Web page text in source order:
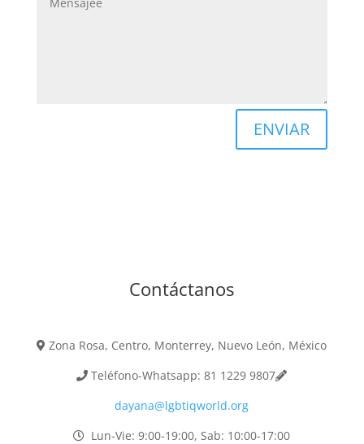
ENVIAR
Contáctanos
Zona Rosa, Centro, Monterrey, Nuevo León, México
Teléfono-Whatsapp: 81 1229 9807
dayana@lgbtiqworld.org
Lun-Vie: 9:00-19:00, Sab: 10:00-17:00